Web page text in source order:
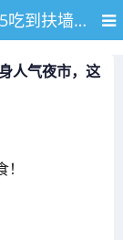
东莞世相 | 人均35吃到扶墙走！老市场变身人气夜市，这里有你的童年回忆吗？
人气夜市，这